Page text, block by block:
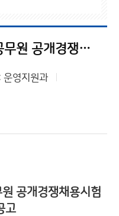
2026년도 기상직 국가공무원 공개경쟁채용시험 등 계획 공고
운영지원과
공개경쟁채용시험
고